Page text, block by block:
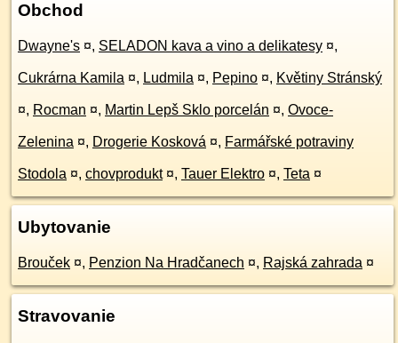
Obchod
Dwayne's ¤, SELADON kava a vino a delikatesy ¤,
Cukrárna Kamila ¤, Ludmila ¤, Pepino ¤, Květiny Stránský
¤, Rocman ¤, Martin Lepš Sklo porcelán ¤, Ovoce-
Zelenina ¤, Drogerie Kosková ¤, Farmářské potraviny
Stodola ¤, chovprodukt ¤, Tauer Elektro ¤, Teta ¤
Ubytovanie
Brouček ¤, Penzion Na Hradčanech ¤, Rajská zahrada ¤
Stravovanie